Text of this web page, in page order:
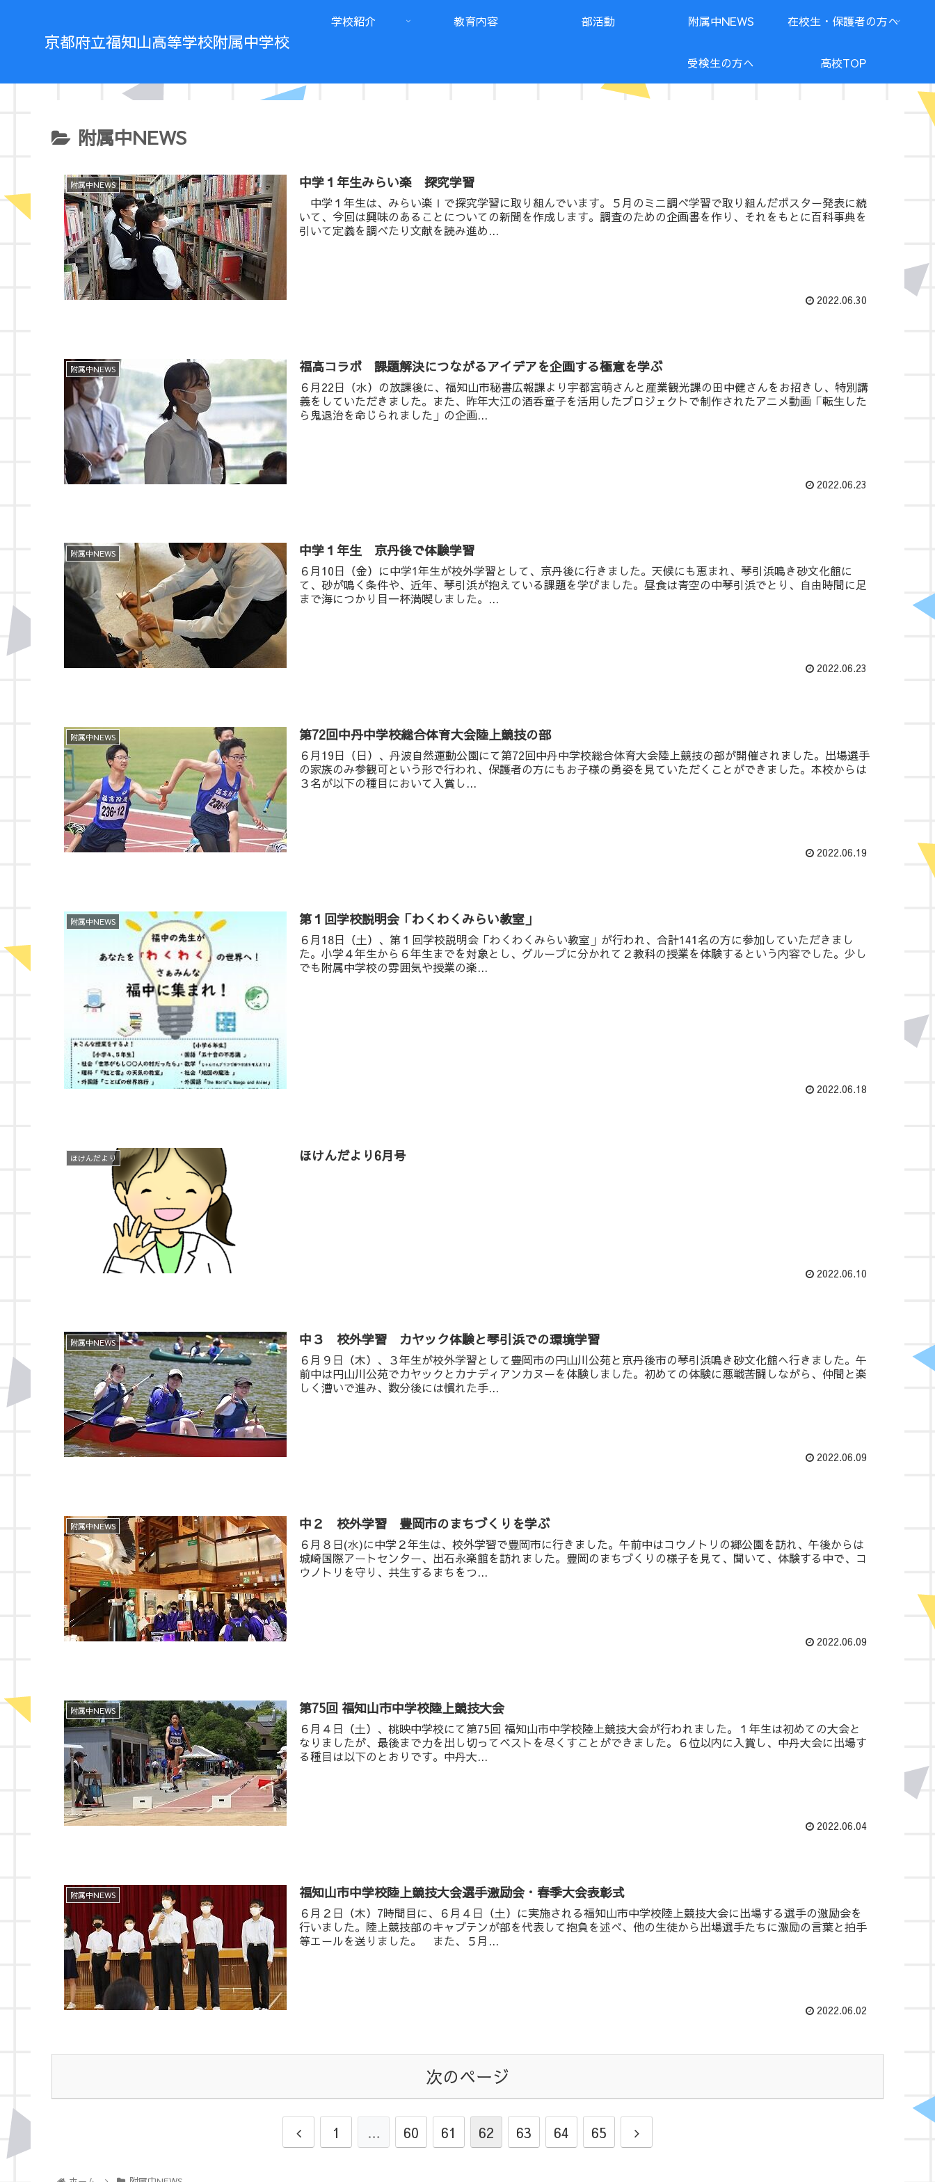
京都府立福知山高等学校附属中学校
学校紹介 教育内容 部活動 附属中NEWS 在校生・保護者の方へ
受検生の方へ 高校TOP
附属中NEWS
附属中NEWS 中学１年生みらい楽 探究学習
中学１年生は、みらい楽Ⅰで探究学習に取り組んでいます。５月のミニ調べ学習で取り組んだポスター発表に続
いて、今回は興味のあることについての新聞を作成します。調査のための企画書を作り、それをもとに百科事典を
引いて定義を調べたり文献を読み進め...
2022.06.30
附属中NEWS 福高コラボ 課題解決につながるアイデアを企画する極意を学ぶ
６月22日（水）の放課後に、福知山市秘書広報課より宇都宮萌さんと産業観光課の田中健さんをお招きし、特別講
義をしていただきました。また、昨年大江の酒呑童子を活用したプロジェクトで制作されたアニメ動画「転生した
ら鬼退治を命じられました」の企画...
2022.06.23
附属中NEWS 中学１年生 京丹後で体験学習
６月10日（金）に中学1年生が校外学習として、京丹後に行きました。天候にも恵まれ、琴引浜鳴き砂文化館に
て、砂が鳴く条件や、近年、琴引浜が抱えている課題を学びました。昼食は青空の中琴引浜でとり、自由時間に足
まで海につかり目一杯満喫しました。...
2022.06.23
附属中NEWS 第72回中丹中学校総合体育大会陸上競技の部
６月19日（日）、丹波自然運動公園にて第72回中丹中学校総合体育大会陸上競技の部が開催されました。出場選手
の家族のみ参観可という形で行われ、保護者の方にもお子様の勇姿を見ていただくことができました。本校からは
３名が以下の種目において入賞し...
2022.06.19
附属中NEWS 第１回学校説明会「わくわくみらい教室」
６月18日（土）、第１回学校説明会「わくわくみらい教室」が行われ、合計141名の方に参加していただきまし
た。小学４年生から６年生までを対象とし、グループに分かれて２教科の授業を体験するという内容でした。少し
でも附属中学校の雰囲気や授業の楽...
2022.06.18
ほけんだより ほけんだより6月号
2022.06.10
附属中NEWS 中３ 校外学習 カヤック体験と琴引浜での環境学習
６月９日（木）、３年生が校外学習として豊岡市の円山川公苑と京丹後市の琴引浜鳴き砂文化館へ行きました。午
前中は円山川公苑でカヤックとカナディアンカヌーを体験しました。初めての体験に悪戦苦闘しながら、仲間と楽
しく漕いで進み、数分後には慣れた手...
2022.06.09
附属中NEWS 中２ 校外学習 豊岡市のまちづくりを学ぶ
６月８日(水)に中学２年生は、校外学習で豊岡市に行きました。午前中はコウノトリの郷公園を訪れ、午後からは
城崎国際アートセンター、出石永楽館を訪れました。豊岡のまちづくりの様子を見て、聞いて、体験する中で、コ
ウノトリを守り、共生するまちをつ...
2022.06.09
附属中NEWS 第75回 福知山市中学校陸上競技大会
６月４日（土）、桃映中学校にて第75回 福知山市中学校陸上競技大会が行われました。１年生は初めての大会と
なりましたが、最後まで力を出し切ってベストを尽くすことができました。６位以内に入賞し、中丹大会に出場す
る種目は以下のとおりです。中丹大...
2022.06.04
附属中NEWS 福知山市中学校陸上競技大会選手激励会・春季大会表彰式
６月２日（木）7時間目に、６月４日（土）に実施される福知山市中学校陸上競技大会に出場する選手の激励会を
行いました。陸上競技部のキャプテンが部を代表して抱負を述べ、他の生徒から出場選手たちに激励の言葉と拍手
等エールを送りました。 また、５月...
2022.06.02
次のページ
1 … 60 61 62 63 64 65